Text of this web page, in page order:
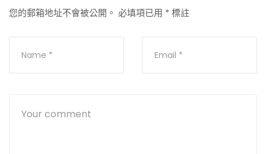
您的郵箱地址不會被公開。 必填項已用 * 標註